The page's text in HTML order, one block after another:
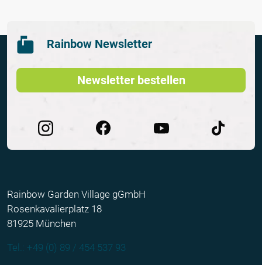
Rainbow Newsletter
Newsletter bestellen
Rainbow Garden Village gGmbH
Rosenkavalierplatz 18
81925 München
Tel.: +49 (0) 89 / 454 537 93